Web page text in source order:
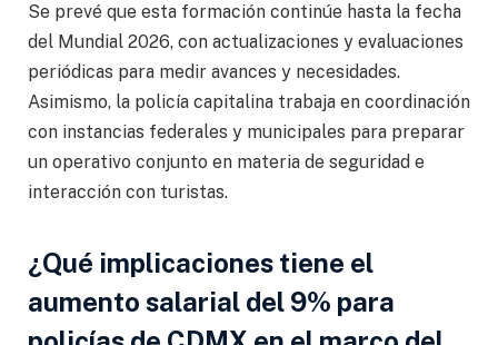
Se prevé que esta formación continúe hasta la fecha
del Mundial 2026, con actualizaciones y evaluaciones
periódicas para medir avances y necesidades.
Asimismo, la policía capitalina trabaja en coordinación
con instancias federales y municipales para preparar
un operativo conjunto en materia de seguridad e
interacción con turistas.
¿Qué implicaciones tiene el
aumento salarial del 9% para